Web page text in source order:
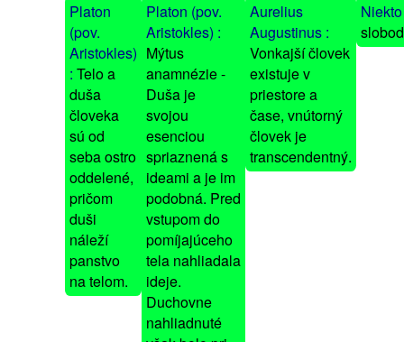
Platon
(pov.
Aristokles)
: Telo a
duša
človeka
sú od
seba ostro
oddelené,
pričom
duši
náleží
panstvo
na telom.
Platon (pov.
Aristokles) :
Mýtus
anamnézie -
Duša je
svojou
esenciou
spriaznená s
ideami a je im
podobná. Pred
vstupom do
pomíjajúceho
tela nahliadala
ideje.
Duchovne
nahliadnuté
Aurelius
Augustinus :
Vonkajší človek
existuje v
priestore a
čase, vnútorný
človek je
transcendentný.